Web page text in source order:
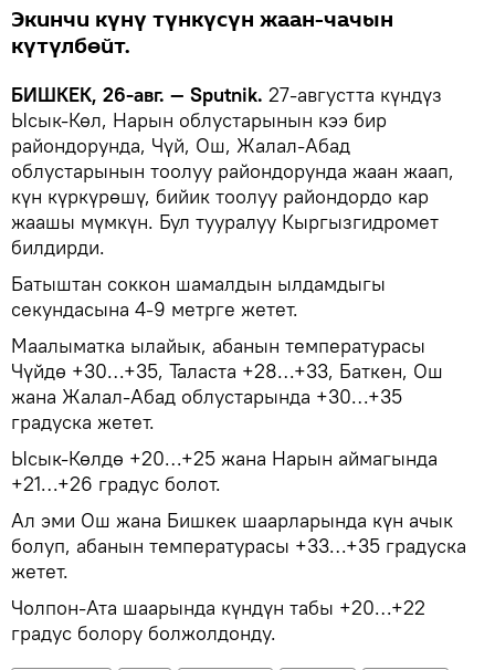
Экинчи күнү түнкүсүн жаан-чачын
күтүлбөйт.
БИШКЕК, 26-авг. — Sputnik. 27-августта күндүз
Ысык-Көл, Нарын облустарынын кээ бир
райондорунда, Чүй, Ош, Жалал-Абад
облустарынын тоолуу райондорунда жаан жаап,
күн күркүрөшү, бийик тоолуу райондордо кар
жаашы мүмкүн. Бул тууралуу Кыргызгидромет
билдирди.
Батыштан соккон шамалдын ылдамдыгы
секундасына 4-9 метрге жетет.
Маалыматка ылайык, абанын температурасы
Чүйдө +30…+35, Таласта +28…+33, Баткен, Ош
жана Жалал-Абад облустарында +30…+35
градуска жетет.
Ысык-Көлдө +20…+25 жана Нарын аймагында
+21…+26 градус болот.
Ал эми Ош жана Бишкек шаарларында күн ачык
болуп, абанын температурасы +33…+35 градуска
жетет.
Чолпон-Ата шаарында күндүн табы +20…+22
градус болору болжолдонду.